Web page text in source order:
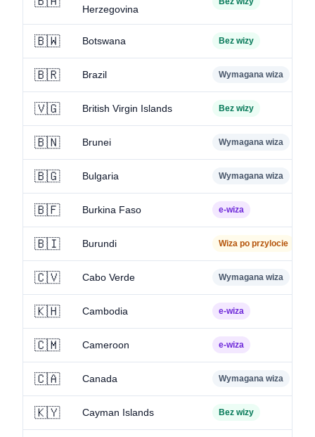
Herzegovina
🇧🇼 Botswana Bez wizy
🇧🇷 Brazil Wymagana wiza
🇻🇬 British Virgin Islands Bez wizy
🇧🇳 Brunei Wymagana wiza
🇧🇬 Bulgaria Wymagana wiza
🇧🇫 Burkina Faso e-wiza
🇧🇮 Burundi Wiza po przylocie
🇨🇻 Cabo Verde Wymagana wiza
🇰🇭 Cambodia e-wiza
🇨🇲 Cameroon e-wiza
🇨🇦 Canada Wymagana wiza
🇰🇾 Cayman Islands Bez wizy